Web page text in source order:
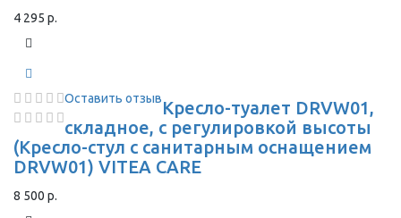
4 295 р.
Оставить отзывКресло-туалет DRVW01,
складное, с регулировкой высоты
(Кресло-стул с санитарным оснащением
DRVW01) VITEA CARE
8 500 р.